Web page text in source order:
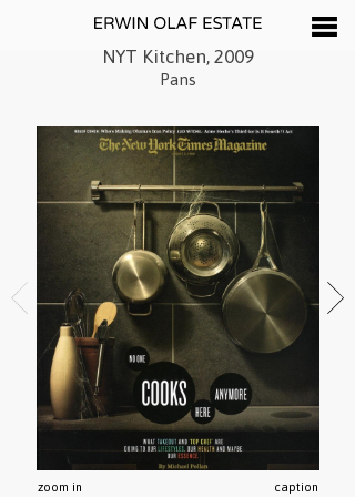
NYT Kitchen, 2009
Pans
zoom in caption